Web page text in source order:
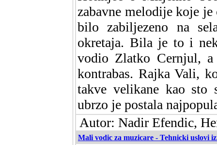
zabavne melodije koje
bilo zabiljezeno na
okretaja. Bila je to i
vodio Zlatko Cernjul,
kontrabas. Rajka Vali,
takve velikane kao
ubrzo je postala
Autor: Nadir Efendic,
Mali vodic za muzicare - Tehnicki uslovi